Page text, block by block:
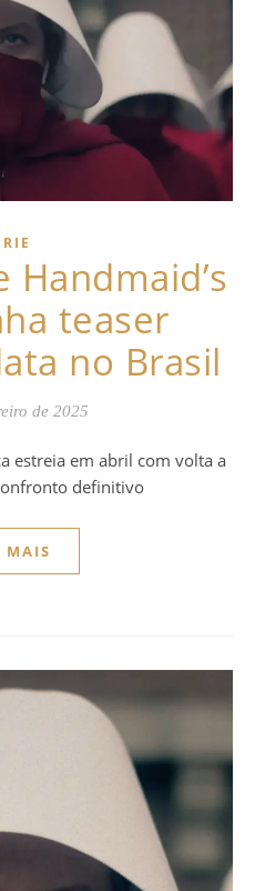
Handmaid’s
teaser
no Brasil
de 2025
definitivo
MAIS